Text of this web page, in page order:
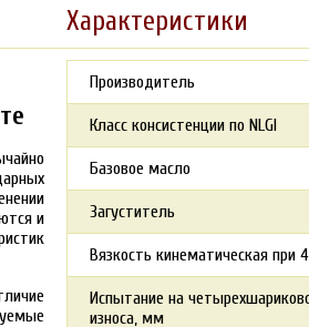
Характеристики
и
Производитель
Класс консистенции по NLGI
Базовое масло
Загуститель
Вязкость кинематическая при
Испытание на
износа, мм